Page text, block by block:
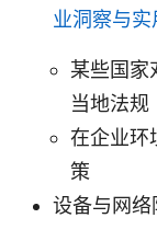
业洞察与实
某些国家
当地法规
在企业环
策
设备与网络